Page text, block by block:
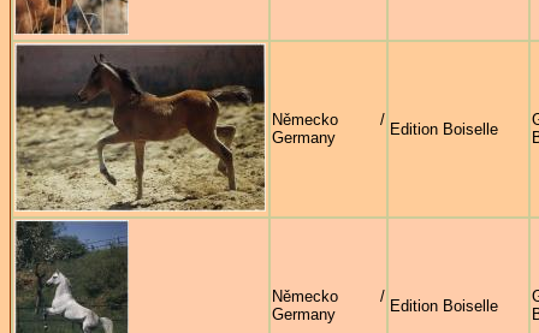
Německo /
Germany
Edition Boiselle
Německo /
Germany
Edition Boiselle